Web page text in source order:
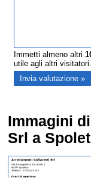
Immetti almeno altri
utile agli altri visitatori.
Immagini
Srl a